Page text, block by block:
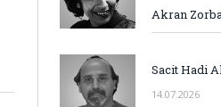
Akran
Sacit Hadi
14.07.2026